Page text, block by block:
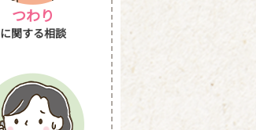
つわり
に関する相談